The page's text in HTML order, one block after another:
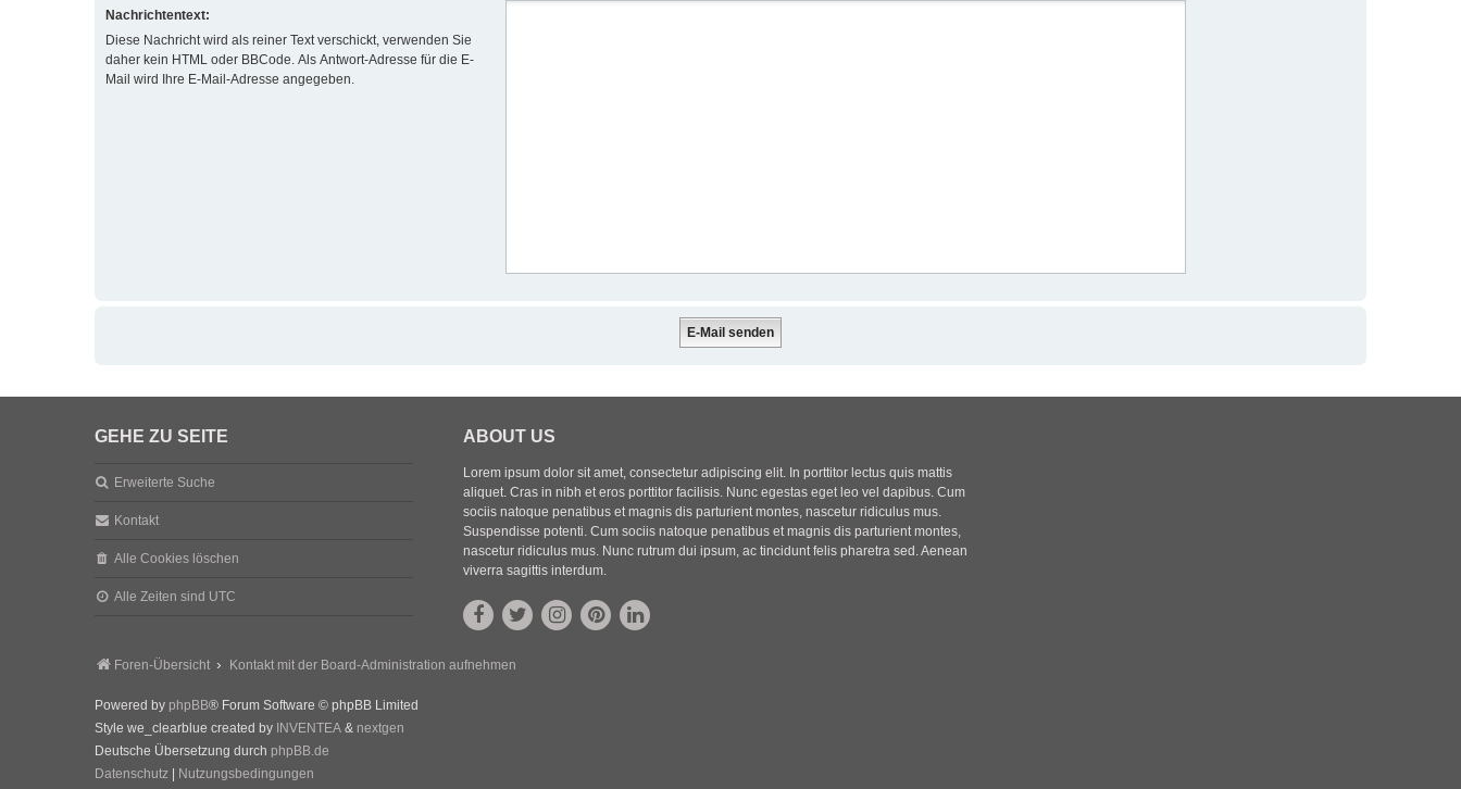
Nachrichtentext:
Diese Nachricht wird als reiner Text verschickt, verwenden Sie
daher kein HTML oder BBCode. Als Antwort-Adresse für die E-
Mail wird Ihre E-Mail-Adresse angegeben.
GEHE ZU SEITE
Erweiterte Suche
Kontakt
Alle Cookies löschen
Alle Zeiten sind UTC
ABOUT US
Lorem ipsum dolor sit amet, consectetur adipiscing elit. In porttitor lectus quis mattis
aliquet. Cras in nibh et eros porttitor facilisis. Nunc egestas eget leo vel dapibus. Cum
sociis natoque penatibus et magnis dis parturient montes, nascetur ridiculus mus.
Suspendisse potenti. Cum sociis natoque penatibus et magnis dis parturient montes,
nascetur ridiculus mus. Nunc rutrum dui ipsum, ac tincidunt felis pharetra sed. Aenean
viverra sagittis interdum.
Foren-Übersicht Kontakt mit der Board-Administration aufnehmen
Powered by phpBB® Forum Software © phpBB Limited
Style we_clearblue created by INVENTEA & nextgen
Deutsche Übersetzung durch phpBB.de
Datenschutz
Nutzungsbedingungen